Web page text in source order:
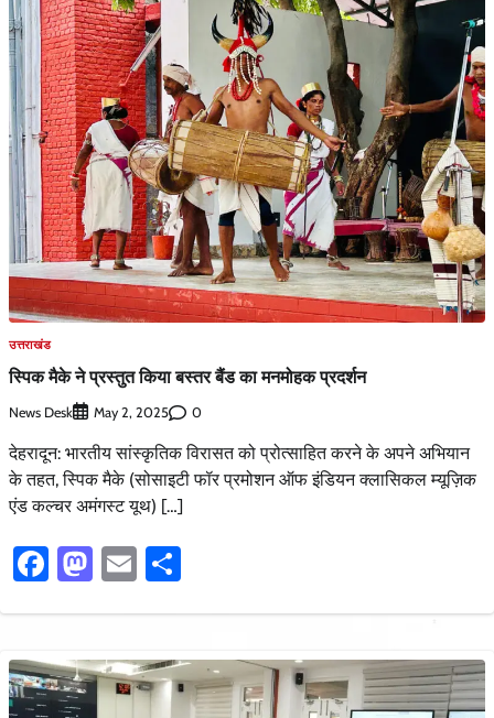
उत्तराखंड
स्पिक मैके ने प्रस्तुत किया बस्तर बैंड का मनमोहक प्रदर्शन
News Desk May 2, 2025 0
देहरादून: भारतीय सांस्कृतिक विरासत को प्रोत्साहित करने के अपने अभियान
के तहत, स्पिक मैके (सोसाइटी फॉर प्रमोशन ऑफ इंडियन क्लासिकल म्यूज़िक
एंड कल्चर अमंगस्ट यूथ) […]
Facebook
Mastodon
Email